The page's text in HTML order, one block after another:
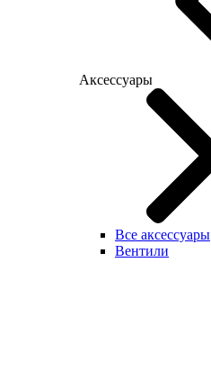
Аксессуары
Все аксессуары
Вентили